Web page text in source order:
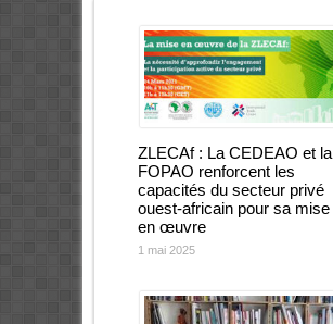
ZLECAf : La CEDEAO et la
FOPAO renforcent les
capacités du secteur privé
ouest-africain pour sa mise
en œuvre
1 mai 2025